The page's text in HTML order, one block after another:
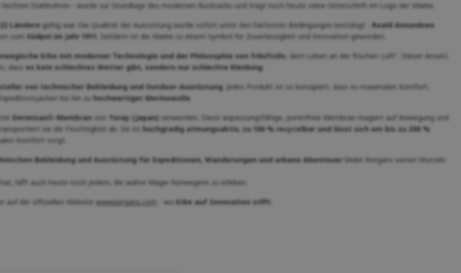
Stahlrohren - wurde zur Grundlage des modernen Rucksacks und trägt noch heute seine Unterschrift im Logo der Marke.
22 Ländern gültig war. Die Qualität der Ausrüstung wurde sofort unter den härtesten Bedingungen bestätigt - Roald Amundsen
zum Südpol im Jahr 1911
. Seitdem ist die Marke zu einem Symbol für Zuverlässigkeit und Innovation geworden.
Erbe mit moderner Technologie und der Philosophie von friluftsliv , dem Leben an der frischen Luft". Dieser Ansatz
dass es kein schlechtes Wetter gibt, sondern nur schlechte Kleidung.
von technischer Bekleidung und Outdoor-Ausrüstung. Jedes Produkt ist so konzipiert, dass es maximalen Komfort,
bis hin zu hochwertiger Merinowolle
Dermizax®-Membran von Toray (Japan) verwenden. Diese anpassungsfähige, porenfreie Membran reagiert auf Bewegung und
sie die Feuchtigkeit ab. Sie ist hochgradig atmungsaktiv, zu 100 % recycelbar und lässt sich um bis zu 200 %
Komfort sorgt.
Bekleidung und Ausrüstung für Expeditionen, Wanderungen und urbane Abenteuer bleibt Bergans seinen Wurzeln
hat, hilft auch heute noch jedem, die wahre Magie Norwegens zu erleben.
auf der offiziellen Website www.bergans.com - wo Erbe auf Innovation trifft.